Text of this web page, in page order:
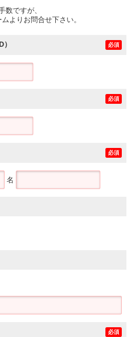
数ですが、
よりお問合せ下さい。
必須
必須
必須
名
必須